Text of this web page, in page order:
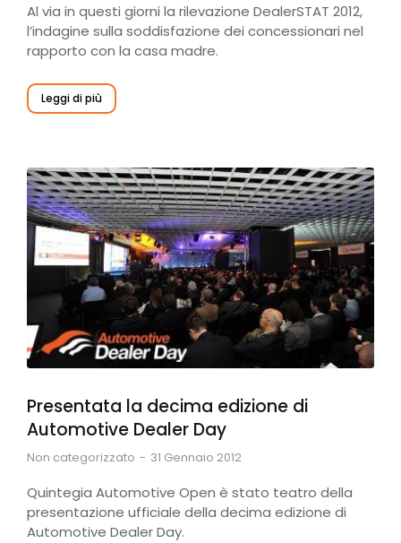
Al via in questi giorni la rilevazione DealerSTAT 2012,
l’indagine sulla soddisfazione dei concessionari nel
rapporto con la casa madre.
Leggi di più
Presentata la decima edizione di
Automotive Dealer Day
Non categorizzato 31 Gennaio 2012
Quintegia Automotive Open è stato teatro della
presentazione ufficiale della decima edizione di
Automotive Dealer Day.